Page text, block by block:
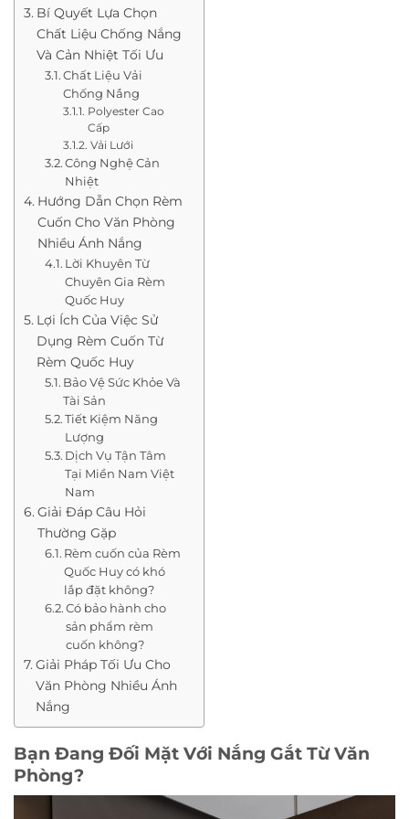
Bí Quyết Lựa Chọn
Chất Liệu Chống Nắng
Và Cản Nhiệt Tối Ưu
Chất Liệu Vải
Chống Nắng
Polyester Cao
Cấp
Vải Lưới
Công Nghệ Cản
Nhiệt
Hướng Dẫn Chọn Rèm
Cuốn Cho Văn Phòng
Nhiều Ánh Nắng
Lời Khuyên Từ
Chuyên Gia Rèm
Quốc Huy
Lợi Ích Của Việc Sử
Dụng Rèm Cuốn Từ
Rèm Quốc Huy
Bảo Vệ Sức Khỏe Và
Tài Sản
Tiết Kiệm Năng
Lượng
Dịch Vụ Tận Tâm
Tại Miền Nam Việt
Nam
Giải Đáp Câu Hỏi
Thường Gặp
Rèm cuốn của Rèm
Quốc Huy có khó
lắp đặt không?
Có bảo hành cho
sản phẩm rèm
cuốn không?
Giải Pháp Tối Ưu Cho
Văn Phòng Nhiều Ánh
Nắng
Bạn Đang Đối Mặt Với Nắng Gắt Từ Văn
Phòng?